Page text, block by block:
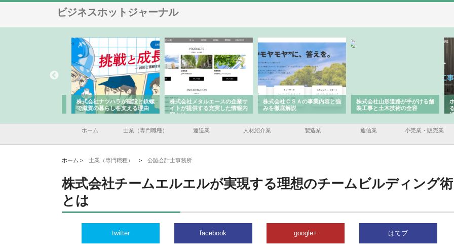
ビジネスホットジャーナル
株式会社ナツハラが建設と鋲螺
で滋賀の暮らしを支える理由
株式会社メタルエースの企業サ
イトが提供する充実した情報内
容とは
株式会社ＣＳＡの事業内容と強
みを徹底解説
株式会社山形道路が手がける舗
装工事と土木技術の全容
ホ
る
績
ホーム 士業（専門職種） 運送業 人材紹介業 製造業 通信業 小売業・販売業
ホーム > 士業（専門職種） > 公認会計士事務所
株式会社チームエルエルが実現する理想のチームビルディング術
とは
twitter facebook google+ はてブ